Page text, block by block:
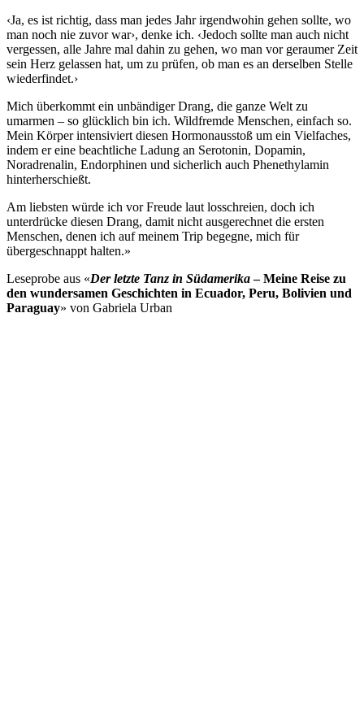
‹Ja, es ist richtig, dass man jedes Jahr irgendwohin gehen sollte, wo
man noch nie zuvor war›, denke ich. ‹Jedoch sollte man auch nicht
vergessen, alle Jahre mal dahin zu gehen, wo man vor geraumer Zeit
sein Herz gelassen hat, um zu prüfen, ob man es an derselben Stelle
wiederfindet.›
Mich überkommt ein unbändiger Drang, die ganze Welt zu
umarmen – so glücklich bin ich. Wildfremde Menschen, einfach so.
Mein Körper intensiviert diesen Hormonausstoß um ein Vielfaches,
indem er eine beachtliche Ladung an Serotonin, Dopamin,
Noradrenalin, Endorphinen und sicherlich auch Phenethylamin
hinterherschießt.
Am liebsten würde ich vor Freude laut losschreien, doch ich
unterdrücke diesen Drang, damit nicht ausgerechnet die ersten
Menschen, denen ich auf meinem Trip begegne, mich für
übergeschnappt halten.»
Leseprobe aus «Der letzte Tanz in Südamerika– Meine Reise zu
den wundersamen Geschichten in Ecuador, Peru, Bolivien und
Paraguay» von Gabriela Urban